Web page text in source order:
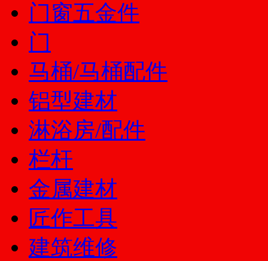
门窗五金件
门
马桶/马桶配件
铝型建材
淋浴房/配件
栏杆
金属建材
匠作工具
建筑维修